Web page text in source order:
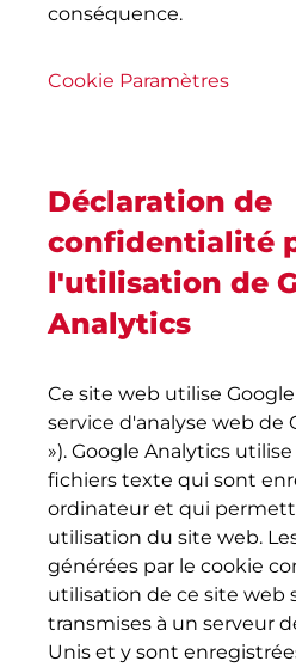
conséquence.
Cookie Paramètres
Déclaration de
confidentialité
l'utilisation de
Analytics
Ce site web utilise
service d'analyse web de
»). Google Analytics
fichiers texte qui sont
ordinateur et qui
utilisation du site web.
générées par le cookie
utilisation de ce site web
transmises à un serveur
Unis et y sont